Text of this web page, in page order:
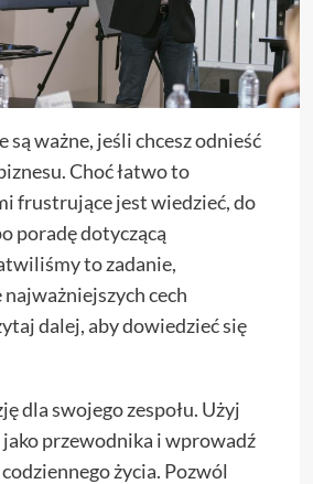
są ważne, jeśli chcesz odnieść
Choć łatwo to
frustrujące jest wiedzieć, do
poradę dotyczącą
to zadanie,
cech
dalej, aby dowiedzieć się
dla swojego zespołu. Użyj
przewodnika i wprowadź
życia. Pozwól